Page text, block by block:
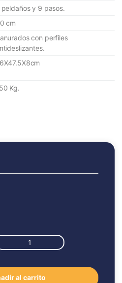
peldaños y 9 pasos.
cm
con perfiles
Kg.
al carrito